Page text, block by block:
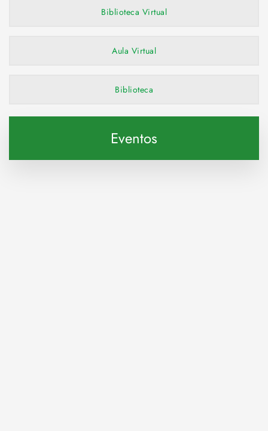
Biblioteca Virtual
Aula Virtual
Biblioteca
Eventos